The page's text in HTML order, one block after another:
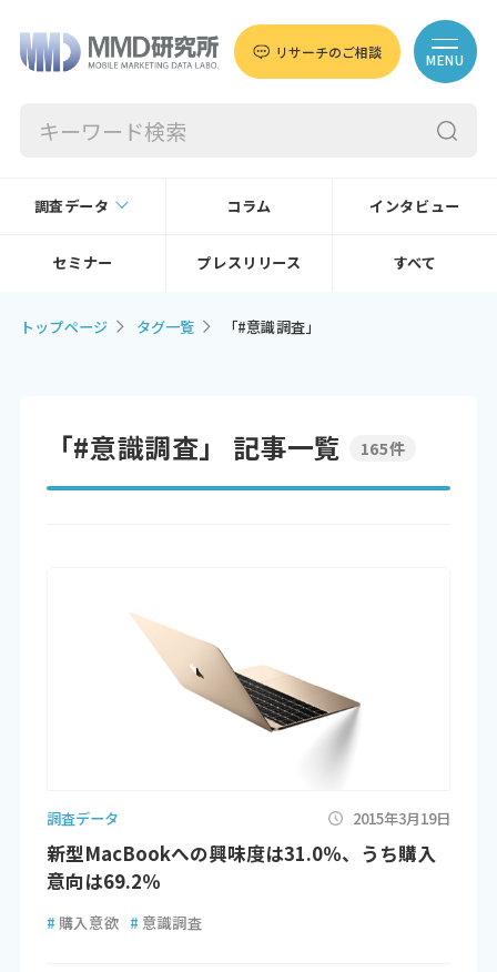
リサーチのご相談 MENU
調査データ コラム インタビュー
セミナー プレスリリース すべて
トップページ タグ一覧 「#意識調査」
「#意識調査」 記事一覧 165件
調査データ 2015年3月19日
新型MacBookへの興味度は31.0％、うち購入
意向は69.2％
# 購入意欲 # 意識調査